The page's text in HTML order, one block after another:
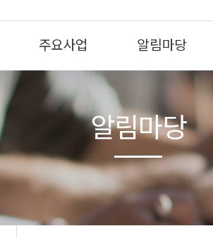
주요사업 알림마당
알림마당